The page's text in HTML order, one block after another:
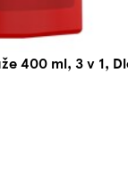
400 ml, 3 v 1,